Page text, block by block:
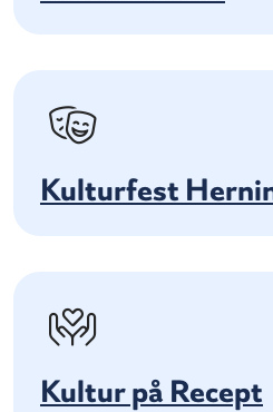
Kulturfest
Kultur på Recept